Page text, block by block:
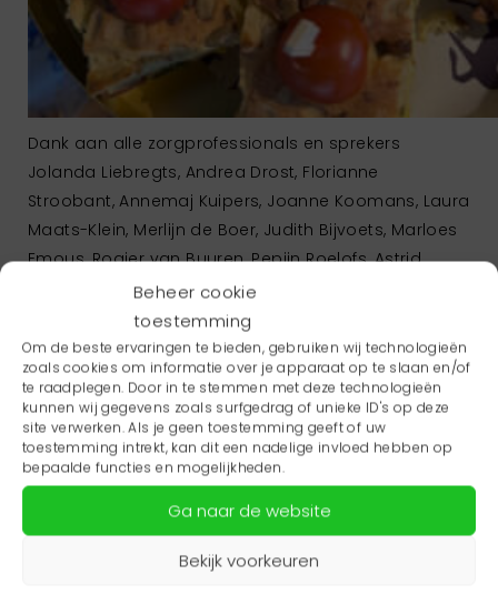
Beheer cookie
toestemming
Om de beste ervaringen te bieden, gebruiken wij technologieën
zoals cookies om informatie over je apparaat op te slaan en/of
te raadplegen. Door in te stemmen met deze technologieën
kunnen wij gegevens zoals surfgedrag of unieke ID's op deze
site verwerken. Als je geen toestemming geeft of uw
toestemming intrekt, kan dit een nadelige invloed hebben op
bepaalde functies en mogelijkheden.
Ga naar de website
Bekijk voorkeuren
Dank aan alle zorgprofessionals en sprekers
Jolanda Liebregts, Andrea Drost, Florianne
Stroobant, Annemaj Kuipers, Joanne Koomans, Laura
Maats-Klein, Merlijn de Boer, Judith Bijvoets, Marloes
Emous, Rogier van Buuren, Pepijn Roelofs, Astrid
Schoo, Albertine Visbeek en Karlijn Broekhuizen voor
jullie aanwezigheid, betrokkenheid en energie.
Samen bouwen we verder aan toekomstbestendige,
integrale geboortezorg!
Leuk om te weten: een aftermovie volgt binnenkort!
De organisatie van het symposium was in handen
van ROS Friesland in samenwerking met Zorgadvies
Groningen, Proscoop, Academie Verloskunde
Amsterdam Groningen en het Consortium
Zwangerschap & Geboorte Noord-Nederland.